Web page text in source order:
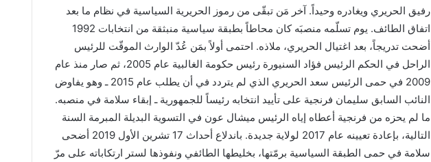
رفيق الحريري ويغادره وحيداً. آخر مَن تبقّى من رموز الحريرية السياسية في نظام ما بعد
اتفاق الطائف. يوم تسلّمه منصبَه كان محاطاً بطبقة سياسية منبثقة من انتخابات 1992
أضحت تدريجاً، بعد اغتيال الحريري، ملاذه. احتمى أولاً بمَن عُدّ الوارث الموقّت للرئيس
الراحل في الحكم الرئيس فؤاد السنيورة رئيس حكومة الغالبية عام 2005، ثم صار منذ عام
2009 في حمى الرئيس سعد الحريري الذي لم يتردد في أن يطلب عام 2015 ـ وهو يفاوض
النائب السابق سليمان فرنجية على تأييد انتخابه رئيساً للجمهورية ـ إبقاء سلامة في منصبه.
ما لم يحزه من فرنجية أعطاه إياه الرئيس ميشال عون في التسوية البديلة المبرمة السنة
التالية، بإعادة تعيينه عام 2017 لولاية جديدة. باندلاع أحداث 17 تشرين الأول 2019 أضحى
سلامة في حمى الطبقة السياسية برمّتها، بخليطها الطائفي ونفوذها لستر ارتكاباته على مرّ